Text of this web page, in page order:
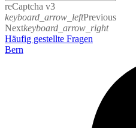
reCaptcha v3
keyboard_arrow_leftPrevious
Nextkeyboard_arrow_right
Häufig gestellte Fragen
Bern